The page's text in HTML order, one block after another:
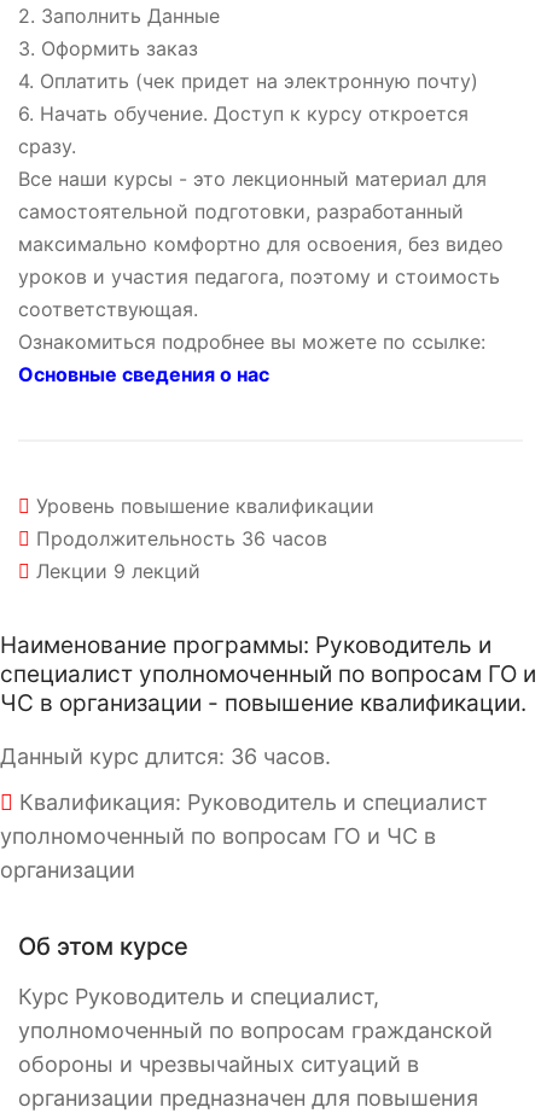
2. Заполнить Данные
3. Оформить заказ
4. Оплатить (чек придет на электронную почту)
6. Начать обучение. Доступ к курсу откроется
сразу.
Все наши курсы - это лекционный материал для
самостоятельной подготовки, разработанный
максимально комфортно для освоения, без видео
уроков и участия педагога, поэтому и стоимость
соответствующая.
Ознакомиться подробнее вы можете по ссылке:
Основные сведения о нас
Уровень повышение квалификации
Продолжительность 36 часов
Лекции 9 лекций
Наименование программы: Руководитель и
специалист уполномоченный по вопросам ГО и
ЧС в организации - повышение квалификации.
Данный курс длится: 36 часов.
Квалификация: Руководитель и специалист
уполномоченный по вопросам ГО и ЧС в
организации
Об этом курсе
Курс Руководитель и специалист,
уполномоченный по вопросам гражданской
обороны и чрезвычайных ситуаций в
организации предназначен для повышения